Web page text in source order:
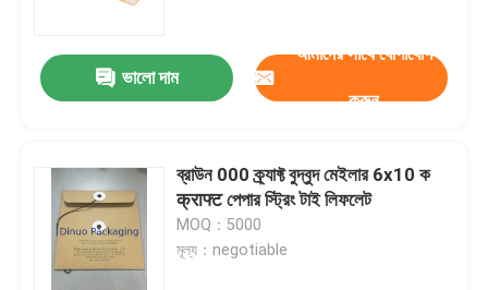
পণ্য
ভিডিও
ভালো দাম
আমাদের সাথে যোগাযোগ
করুন
ব্রাউন 000 ক্র্যাফ্ট বুদ্বুদ মেইলার 6x10 ক
क्राफ्ट পেপার স্ট্রিং টাই লিফলেট
MOQ：5000
মূল্য：negotiable